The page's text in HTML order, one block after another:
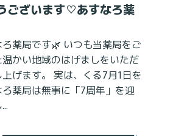
ございます♡あすなろ薬
薬局です🌿 いつも当薬局をご
かい地域のはげましをいただ
げます。 実は、くる7月1日を
薬局は無事に「7周年」を迎